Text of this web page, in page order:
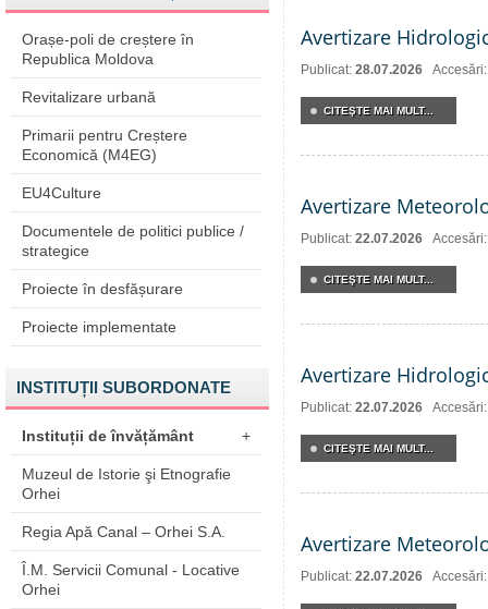
Orașe-poli de creștere în
Republica Moldova
Revitalizare urbană
Primarii pentru Creștere
Economică (M4EG)
EU4Culture
Documentele de politici publice /
strategice
Proiecte în desfășurare
Proiecte implementate
INSTITUȚII SUBORDONATE
Instituții de învățământ +
Muzeul de Istorie şi Etnografie
Orhei
Regia Apă Canal – Orhei S.A.
Î.M. Servicii Comunal - Locative
Orhei
Avertizare
Publicat: 28.07.2026
CITEŞTE MAI MULT...
Avertizare
Publicat: 22.07.2026
CITEŞTE MAI MULT...
Avertizare
Publicat: 22.07.2026
CITEŞTE MAI MULT...
Avertizare
Publicat: 22.07.2026